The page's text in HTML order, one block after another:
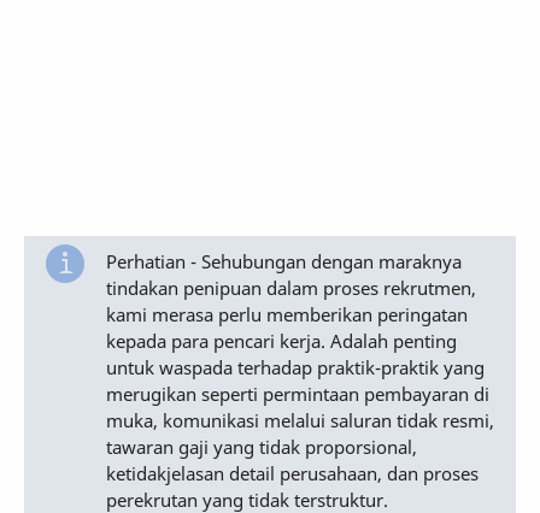
Perhatian - Sehubungan dengan maraknya
tindakan penipuan dalam proses rekrutmen,
kami merasa perlu memberikan peringatan
kepada para pencari kerja. Adalah penting
untuk waspada terhadap praktik-praktik yang
merugikan seperti permintaan pembayaran di
muka, komunikasi melalui saluran tidak resmi,
tawaran gaji yang tidak proporsional,
ketidakjelasan detail perusahaan, dan proses
perekrutan yang tidak terstruktur.